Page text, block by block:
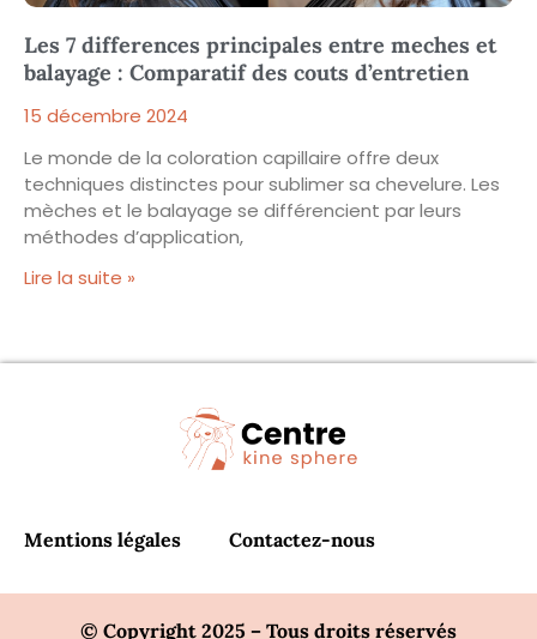
Les 7 differences principales entre meches et
balayage : Comparatif des couts d’entretien
15 décembre 2024
Le monde de la coloration capillaire offre deux
techniques distinctes pour sublimer sa chevelure. Les
mèches et le balayage se différencient par leurs
méthodes d’application,
Lire la suite »
Mentions légales Contactez-nous
© Copyright 2025 – Tous droits réservés